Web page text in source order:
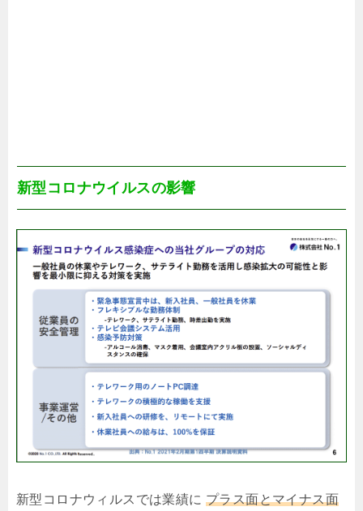
新型コロナウイルスの影響
新型コロナウィルスでは業績に プラス面とマイナス面